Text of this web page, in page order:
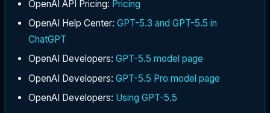
OpenAI API Pricing: Pricing
OpenAI Help Center: GPT-5.3 and GPT-5.5 in
ChatGPT
OpenAI Developers: GPT-5.5 model page
OpenAI Developers: GPT-5.5 Pro model page
OpenAI Developers: Using GPT-5.5